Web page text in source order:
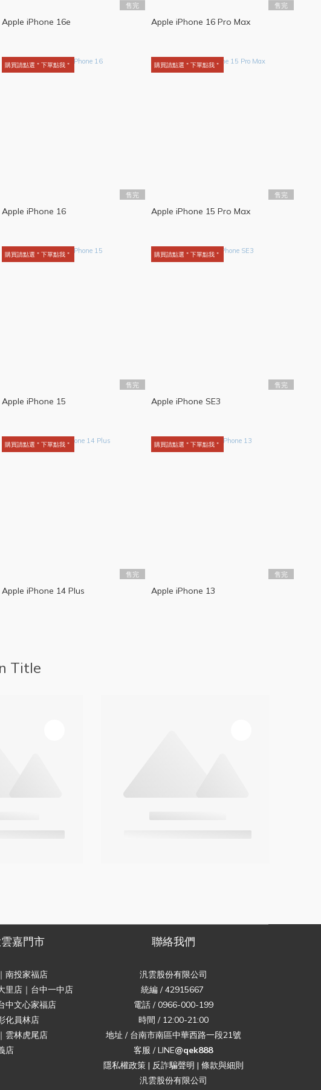
售完
Apple iPhone 16e
售完
Apple iPhone 16 Pro Max
購買請點選＂下單點我＂
售完
Apple iPhone 16
購買請點選＂下單點我＂
售完
Apple iPhone 15 Pro Max
購買請點選＂下單點我＂
售完
Apple iPhone 15
購買請點選＂下單點我＂
售完
Apple iPhone SE3
購買請點選＂下單點我＂
售完
Apple iPhone 14 Plus
購買請點選＂下單點我＂
售完
Apple iPhone 13
Title
嘉門市
南投家福店
里店｜台中一中店
中文心家福店
化員林店
雲林虎尾店
店
聯絡我們
汎雲股份有限公司
統編 / 42915667
電話 / 0966-000-199
時間 / 12:00-21:00
地址 / 台南市南區中華西路一段21號
客服 / LINE@qek888
隱私權政策| 反詐騙聲明 | 條款與細則
汎雲股份有限公司